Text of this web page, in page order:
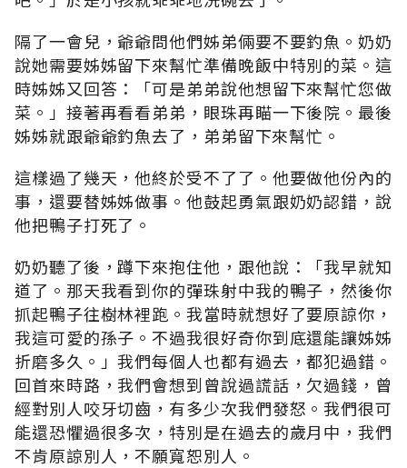
隔了一會兒，爺爺問他們姊弟倆要不要釣魚。奶奶
說她需要姊姊留下來幫忙準備晚飯中特別的菜。這
時姊姊又回答：「可是弟弟說他想留下來幫忙您做
菜。」接著再看看弟弟，眼珠再瞄一下後院。最後
姊姊就跟爺爺釣魚去了，弟弟留下來幫忙。
這樣過了幾天，他終於受不了了。他要做他份內的
事，還要替姊姊做事。他鼓起勇氣跟奶奶認錯，說
他把鴨子打死了。
奶奶聽了後，蹲下來抱住他，跟他說：「我早就知
道了。那天我看到你的彈珠射中我的鴨子，然後你
抓起鴨子往樹林裡跑。我當時就想好了要原諒你，
我這可愛的孫子。不過我很好奇你到底還能讓姊姊
折磨多久。」我們每個人也都有過去，都犯過錯。
回首來時路，我們會想到曾說過謊話，欠過錢，曾
經對別人咬牙切齒，有多少次我們發怒。我們很可
能還恐懼過很多次，特別是在過去的歲月中，我們
不肯原諒別人，不願寬恕別人。